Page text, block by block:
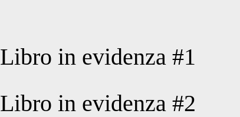
Libro in evidenza #1
Libro in evidenza #2